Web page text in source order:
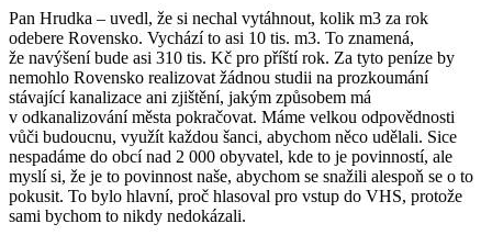
Pan Hrudka – uvedl, že si nechal vytáhnout, kolik m3 za rok
odebere Rovensko. Vychází to asi 10 tis. m3. To znamená,
že navýšení bude asi 310 tis. Kč pro příští rok. Za tyto peníze by
nemohlo Rovensko realizovat žádnou studii na prozkoumání
stávající kanalizace ani zjištění, jakým způsobem má
v odkanalizování města pokračovat. Máme velkou odpovědnosti
vůči budoucnu, využít každou šanci, abychom něco udělali. Sice
nespadáme do obcí nad 2 000 obyvatel, kde to je povinností, ale
myslí si, že je to povinnost naše, abychom se snažili alespoň se o to
pokusit. To bylo hlavní, proč hlasoval pro vstup do VHS, protože
sami bychom to nikdy nedokázali.